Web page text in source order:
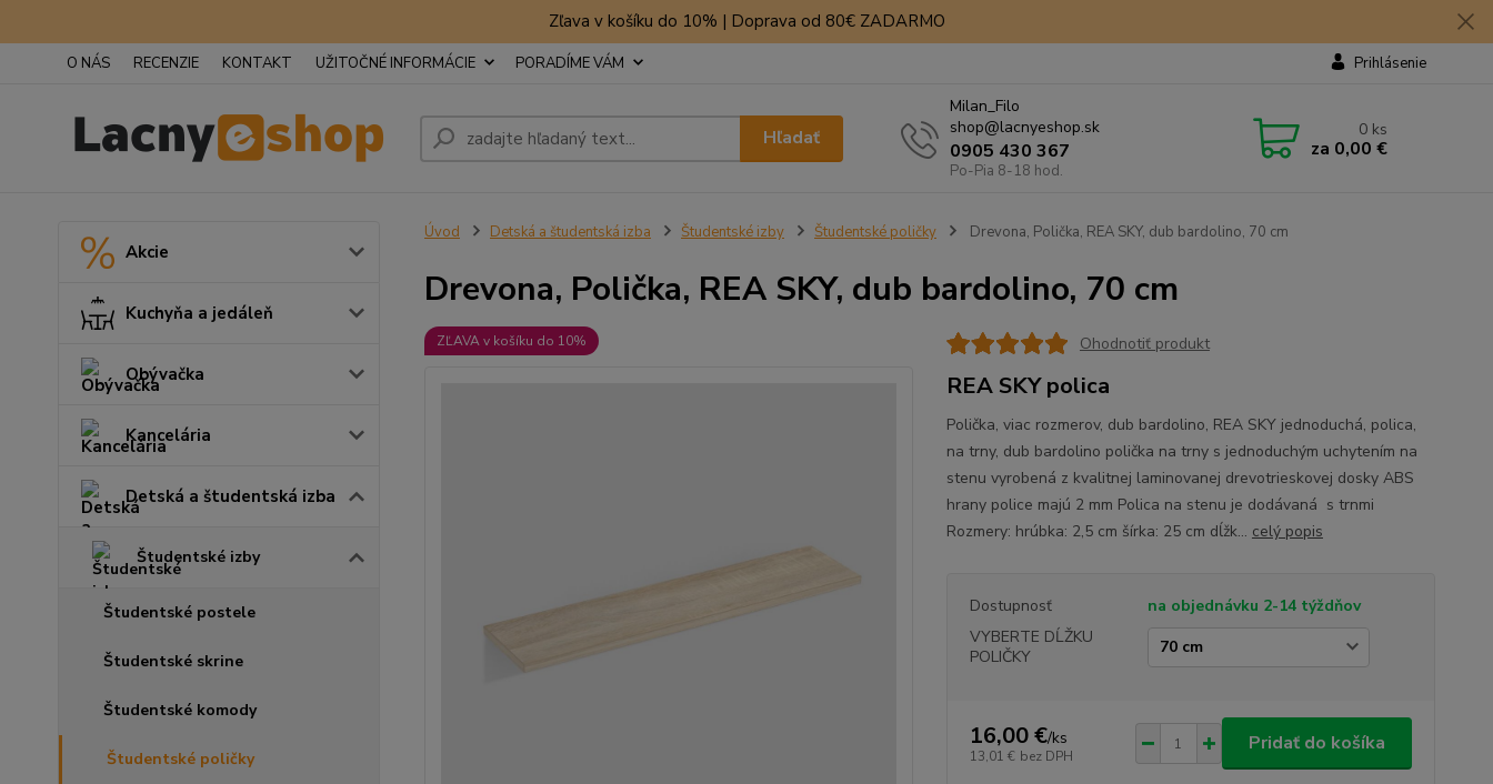
Zľava v košíku do 10% | Doprava od 80€ ZADARMO
O NÁS RECENZIE KONTAKT UŽITOČNÉ INFORMÁCIE PORADÍME VÁM Prihlásenie
Hľadať
Milan_Filo
shop@lacnyeshop.sk
0905 430 367
Po-Pia 8-18 hod.
0 ks
za 0,00 €
Akcie
Kuchyňa a jedáleň
Obývačka
Kancelária
Detská a študentská izba
Študentské izby
Študentské postele
Študentské skrine
Študentské komody
Študentské poličky
Úvod Detská a študentská izba Študentské izby Študentské poličky Drevona, Polička, REA SKY, dub bardolino, 70 cm
Drevona, Polička, REA SKY, dub bardolino, 70 cm
ZĽAVA v košíku do 10% Ohodnotiť produkt
REA SKY polica
Polička, viac rozmerov, dub bardolino, REA SKY jednoduchá, polica,
na trny, dub bardolino polička na trny s jednoduchým uchytením na
stenu vyrobená z kvalitnej laminovanej drevotrieskovej dosky ABS
hrany police majú 2 mm Polica na stenu je dodávaná s trnmi
Rozmery: hrúbka: 2,5 cm šírka: 25 cm dĺžk... celý popis
Dostupnosť
na objednávku 2-14 týždňov
VYBERTE DĹŽKU
POLIČKY
16,00 €/ks
13,01 € bez DPH
Pridať do košíka